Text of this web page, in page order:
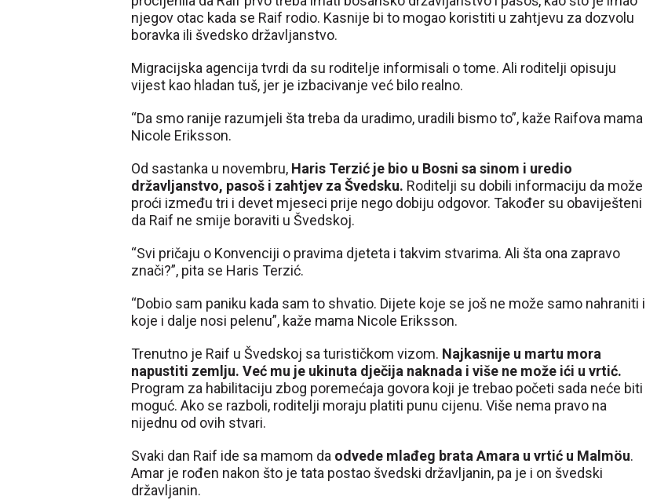
njegov otac kada se Raif rodio. Kasnije bi to mogao koristiti u zahtjevu za dozvolu
boravka ili švedsko državljanstvo.
Migracijska agencija tvrdi da su roditelje informisali o tome. Ali roditelji opisuju
vijest kao hladan tuš, jer je izbacivanje već bilo realno.
“Da smo ranije razumjeli šta treba da uradimo, uradili bismo to”, kaže Raifova mama
Nicole Eriksson.
Od sastanka u novembru, Haris Terzić je bio u Bosni sa sinom i uredio
državljanstvo, pasoš i zahtjev za Švedsku. Roditelji su dobili informaciju da može
proći između tri i devet mjeseci prije nego dobiju odgovor. Također su obaviješteni
da Raif ne smije boraviti u Švedskoj.
“Svi pričaju o Konvenciji o pravima djeteta i takvim stvarima. Ali šta ona zapravo
znači?”, pita se Haris Terzić.
“Dobio sam paniku kada sam to shvatio. Dijete koje se još ne može samo nahraniti i
koje i dalje nosi pelenu”, kaže mama Nicole Eriksson.
Trenutno je Raif u Švedskoj sa turističkom vizom. Najkasnije u martu mora
napustiti zemlju. Već mu je ukinuta dječija naknada i više ne može ići u vrtić.
Program za habilitaciju zbog poremećaja govora koji je trebao početi sada neće biti
moguć. Ako se razboli, roditelji moraju platiti punu cijenu. Više nema pravo na
nijednu od ovih stvari.
Svaki dan Raif ide sa mamom da odvede mlađeg brata Amara u vrtić u Malmöu.
Amar je rođen nakon što je tata postao švedski državljanin, pa je i on švedski
državljanin.